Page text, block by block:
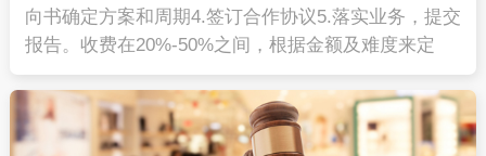
向书确定方案和周期4.签订合作协议5.落实业务，提交
报告。收费在20%-50%之间，根据金额及难度来定